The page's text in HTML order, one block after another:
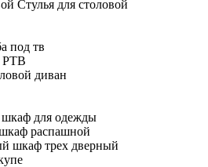
Стулья для столовой
под тв
РТВ
диван
шкаф для одежды
распашной
шкаф трех дверный